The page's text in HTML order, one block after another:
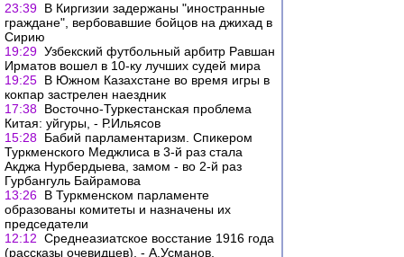
23:39 В Киргизии задержаны "иностранные
граждане", вербовавшие бойцов на джихад в
Сирию
19:29 Узбекский футбольный арбитр Равшан
Ирматов вошел в 10-ку лучших судей мира
19:25 В Южном Казахстане во время игры в
кокпар застрелен наездник
17:38 Восточно-Туркестанская проблема
Китая: уйгуры, - Р.Ильясов
15:28 Бабий парламентаризм. Спикером
Туркменского Меджлиса в 3-й раз стала
Акджа Нурбердыева, замом - во 2-й раз
Гурбангуль Байрамова
13:26 В Туркменском парламенте
образованы комитеты и назначены их
председатели
12:12 Среднеазиатское восстание 1916 года
(рассказы очевидцев), - А.Усманов,